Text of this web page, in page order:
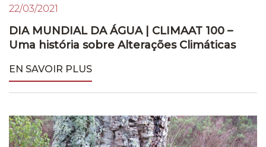
22/03/2021
DIA MUNDIAL DA ÁGUA | CLIMAAT 100 –
Uma história sobre Alterações Climáticas
EN SAVOIR PLUS